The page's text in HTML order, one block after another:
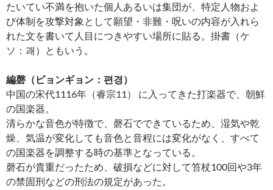
たいてい不満を抱いた個人あるいは集団が、特定人物およ
び体制を攻撃対象として願望・非難・呪いの内容が入れら
れた文を書いて人目につきやすい場所に貼る。掛書（ケ
ソ：괘）ともいう。
編磬（ピョンギョン：편경）
中国の宋代1116年（睿宗11） に入ってきた打楽器で、朝鮮
の国楽器。
清らかな音色が特徴で、磬石でできているため、湿気や乾
燥、気温が変化しても音色と音程には変化がなく、すべて
の国楽器を調整する時の基準となっている。
磬石が貴重だったため、破損などに対して笞杖100回や3年
の禁固刑などの刑法の規定があった。